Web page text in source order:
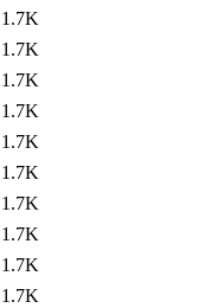
1.7K
1.7K
1.7K
1.7K
1.7K
1.7K
1.7K
1.7K
1.7K
1.7K